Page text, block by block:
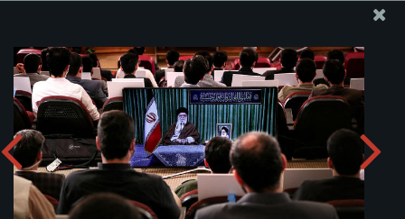
ارسال نامه
وجوهات
نشست تشکل‌های دانشجویی دریافت آلبوم:zip